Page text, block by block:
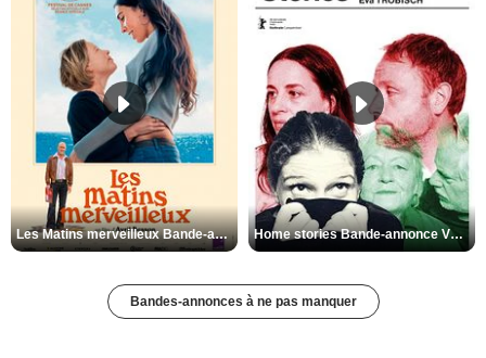
Les Matins merveilleux Bande-annonce VF Home stories Bande-annonce VO STFR
Bandes-annonces à ne pas manquer